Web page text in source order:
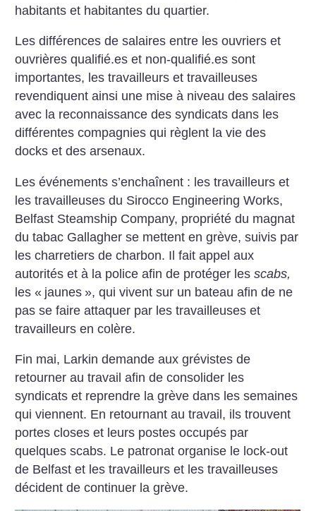
habitants et habitantes du quartier.
Les différences de salaires entre les ouvriers et
ouvrières qualifié.es et non-qualifié.es sont
importantes, les travailleurs et travailleuses
revendiquent ainsi une mise à niveau des salaires
avec la reconnaissance des syndicats dans les
différentes compagnies qui règlent la vie des
docks et des arsenaux.
Les événements s’enchaînent : les travailleurs et
les travailleuses du Sirocco Engineering Works,
Belfast Steamship Company, propriété du magnat
du tabac Gallagher se mettent en grève, suivis par
les charretiers de charbon. Il fait appel aux
autorités et à la police afin de protéger lesscabs,
les « jaunes », qui vivent sur un bateau afin de ne
pas se faire attaquer par les travailleuses et
travailleurs en colère.
Fin mai, Larkin demande aux grévistes de
retourner au travail afin de consolider les
syndicats et reprendre la grève dans les semaines
qui viennent. En retournant au travail, ils trouvent
portes closes et leurs postes occupés par
quelques scabs. Le patronat organise le lock-out
de Belfast et les travailleurs et les travailleuses
décident de continuer la grève.